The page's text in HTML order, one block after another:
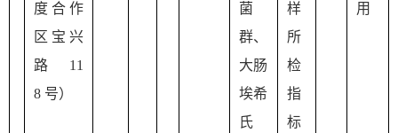
度合作
区 宝兴
路 11
8 号）
菌
群、
大肠
埃希
氏
样
所
检
指
标
用